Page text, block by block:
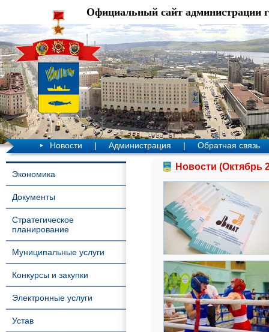
Официальный сайт администрации
Новости | Администрация | Обратная связь
Экономика
Документы
Стратегическое
планирование
Муниципальные услуги
Конкурсы и закупки
Электронные услуги
Устав
Новости (Октябрь